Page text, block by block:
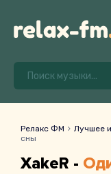
Релакс ФМ Лучшее
сны
XakeR -